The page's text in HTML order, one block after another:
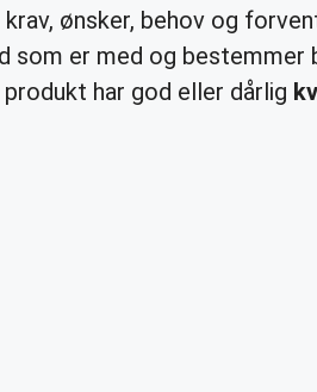
krav, ønsker, behov og
som er med og bestemmer
har god eller dårlig